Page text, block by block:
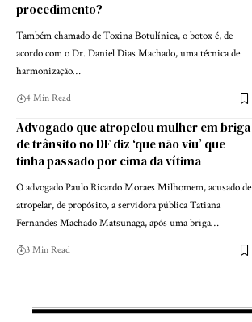
procedimento?
Também chamado de Toxina Botulínica, o botox é, de
acordo com o Dr. Daniel Dias Machado, uma técnica de
harmonização…
4 Min Read
Advogado que atropelou mulher em briga
de trânsito no DF diz ‘que não viu’ que
tinha passado por cima da vítima
O advogado Paulo Ricardo Moraes Milhomem, acusado de
atropelar, de propósito, a servidora pública Tatiana
Fernandes Machado Matsunaga, após uma briga…
3 Min Read